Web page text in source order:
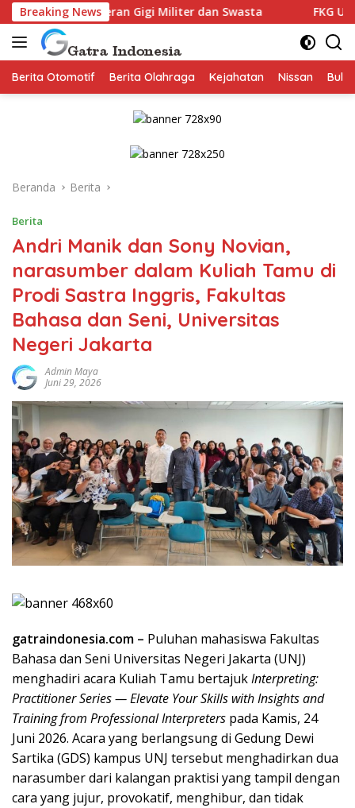
Langsung
ke
konten
Breaking News
Gigi Militer dan Swasta FKG Unpad Gandeng
Berita Otomotif Berita Olahraga Kejahatan Nissan
Beranda Berita
Berita
Andri Manik dan Sony Novian,
narasumber dalam Kuliah Tamu di
Prodi Sastra Inggris, Fakultas
Bahasa dan Seni, Universitas
Negeri Jakarta
Admin Maya
Juni 29, 2026
gatraindonesia.com – Puluhan mahasiswa Fakultas
Bahasa dan Seni Universitas Negeri Jakarta (UNJ)
menghadiri acara Kuliah Tamu bertajukInterpreting:
Practitioner Series — Elevate Your Skills with Insights and
Training from Professional Interpreters pada Kamis, 24
Juni 2026. Acara yang berlangsung di Gedung Dewi
Sartika (GDS) kampus UNJ tersebut menghadirkan dua
narasumber dari kalangan praktisi yang tampil dengan
cara yang jujur, provokatif, menghibur, dan tidak